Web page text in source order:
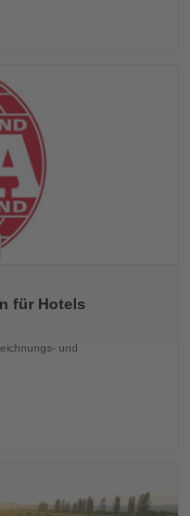
für Hotels
und